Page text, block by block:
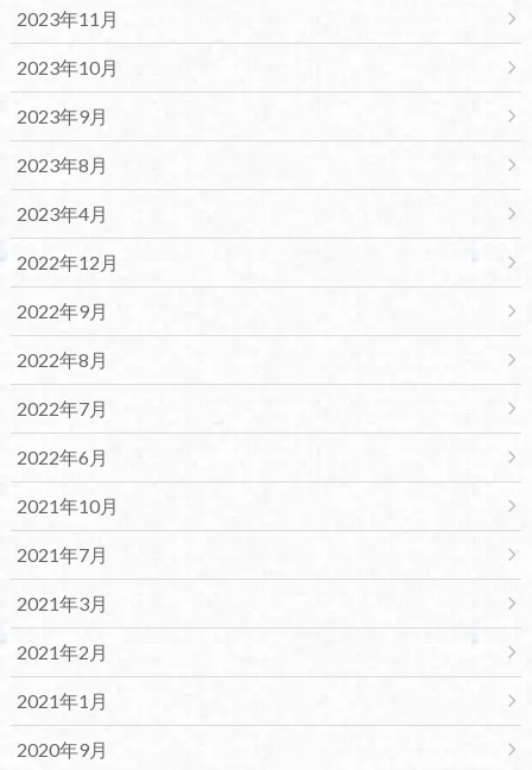
2023年11月
2023年10月
2023年9月
2023年8月
2023年4月
2022年12月
2022年9月
2022年8月
2022年7月
2022年6月
2021年10月
2021年7月
2021年3月
2021年2月
2021年1月
2020年9月